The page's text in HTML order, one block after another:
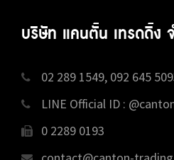
บริษัท แคนตั้น เทรดดิ้ง
02 289 1549, 092 645
LINE Official ID :
0 2289 0193